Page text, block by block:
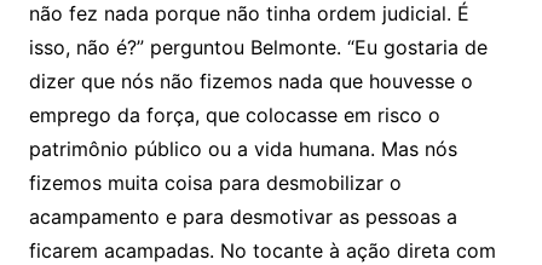
não fez nada porque não tinha ordem judicial. É
isso, não é?” perguntou Belmonte. “Eu gostaria de
dizer que nós não fizemos nada que houvesse o
emprego da força, que colocasse em risco o
patrimônio público ou a vida humana. Mas nós
fizemos muita coisa para desmobilizar o
acampamento e para desmotivar as pessoas a
ficarem acampadas. No tocante à ação direta com